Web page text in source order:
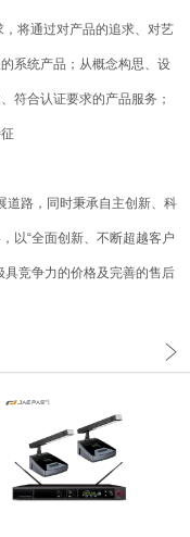
将通过对产品的追求、对艺
系统产品；从概念构思、设
符合认证要求的产品服务；
道路，同时秉承自主创新、科
以“全面创新、不断超越客户
具竞争力的价格及完善的售后